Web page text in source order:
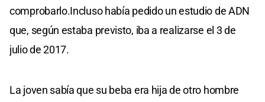
comprobarlo.Incluso había pedido un estudio de ADN
que, según estaba previsto, iba a realizarse el 3 de
julio de 2017.
La joven sabía que su beba era hija de otro hombre